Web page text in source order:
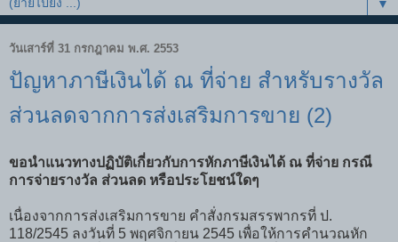
▼
วันเสาร์ที่ 31 กรกฎาคม พ.ศ. 2553
ปัญหาภาษีเงินได้ ณ ที่จ่าย สำหรับรางวัล
ส่วนลดจากการส่งเสริมการขาย (2)
ขอนำแนวทางปฏิบัติเกี่ยวกับการหักภาษีเงินได้ ณ ที่จ่าย กรณี
การจ่ายรางวัล ส่วนลด หรือประโยชน์ใดๆ
เนื่องจากการส่งเสริมการขาย คำสั่งกรมสรรพากรที่ ป.
118/2545 ลงวันที่ 5 พฤศจิกายน 2545 เพื่อให้การคำนวณหัก